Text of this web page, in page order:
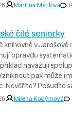
Martina Mátlová
čilé seniorky
knihovně v Jarošově
opravdu
navazují
pak může i
Nevěříte? Posuďte
Milena Kodýmová